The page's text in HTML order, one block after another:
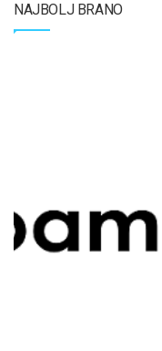
NAJBOLJ BRANO